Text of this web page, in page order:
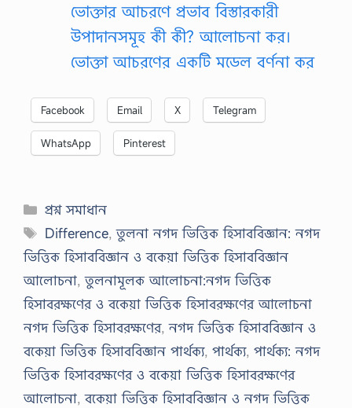
ভোক্তার আচরণে প্রভাব বিস্তারকারী
উপাদানসমূহ কী কী? আলোচনা কর।
ভোক্তা আচরণের একটি মডেল বর্ণনা কর
Facebook Email X Telegram
WhatsApp Pinterest
Categories
প্রশ্ন সমাধান
Tags
Difference,তুলনা নগদ ভিত্তিক হিসাববিজ্ঞান: নগদ
ভিত্তিক হিসাববিজ্ঞান ও বকেয়া ভিত্তিক হিসাববিজ্ঞান
আলোচনা,তুলনামূলক আলোচনা:নগদ ভিত্তিক
হিসাবরক্ষণের ও বকেয়া ভিত্তিক হিসাবরক্ষণের আলোচনা
নগদ ভিত্তিক হিসাবরক্ষণের,নগদ ভিত্তিক হিসাববিজ্ঞান ও
বকেয়া ভিত্তিক হিসাববিজ্ঞান পার্থক্য, পার্থক্য, পার্থক্য: নগদ
ভিত্তিক হিসাবরক্ষণের ও বকেয়া ভিত্তিক হিসাবরক্ষণের
আলোচনা,বকেয়া ভিত্তিক হিসাববিজ্ঞান ও নগদ ভিত্তিক